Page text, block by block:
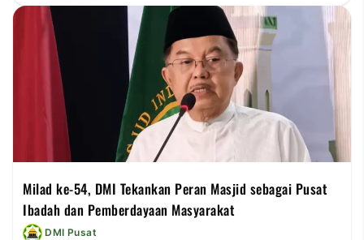
Milad ke-54, DMI Tekankan Peran Masjid sebagai Pusat
Ibadah dan Pemberdayaan Masyarakat
DMI Pusat